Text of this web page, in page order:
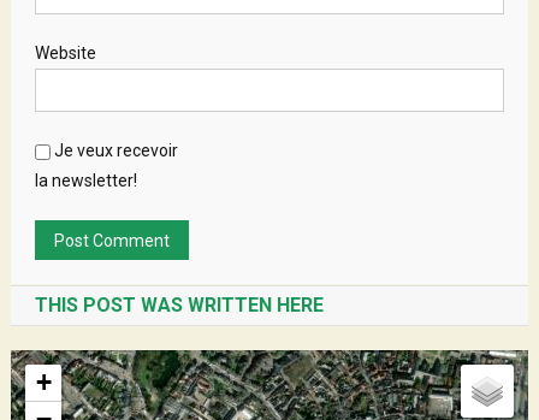
Website
Je veux recevoir
la newsletter!
THIS POST WAS WRITTEN HERE